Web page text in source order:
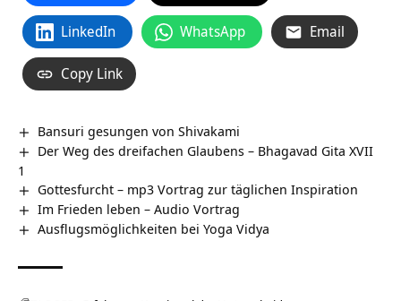
LinkedIn WhatsApp Email
Copy Link
Bansuri gesungen von Shivakami
Der Weg des dreifachen Glaubens – Bhagavad Gita XVII
1
Gottesfurcht – mp3 Vortrag zur täglichen Inspiration
Im Frieden leben – Audio Vortrag
Ausflugsmöglichkeiten bei Yoga Vidya